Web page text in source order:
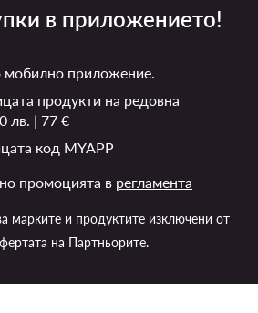
в приложението!
мобилно приложение.
продукти на редовна
лв. | 77 €
код MYAPP
промоцията в регламента
марките и продуктите изключени от
на Партньорите.